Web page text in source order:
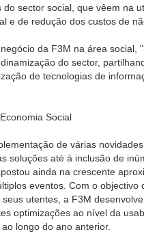
sector social, que vêem na
e de redução dos custos de
da F3M na área social,
do sector,
de tecnologias de
Social
de várias
soluções até à inclusão de
ainda na crescente
eventos. Com o objectivo
utentes, a F3M
optimizações ao nível da
longo do ano anterior.